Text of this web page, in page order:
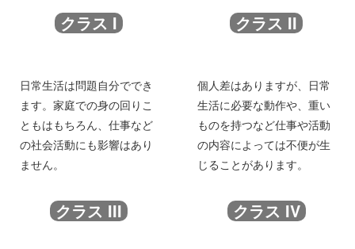
クラス I
日常生活は問題自分ででき
ます。家庭での身の回りこ
ともはもちろん、仕事など
の社会活動にも影響はあり
ません。
クラス II
個人差はありますが、日常
生活に必要な動作や、重い
ものを持つなど仕事や活動
の内容によっては不便が生
じることがあります。
クラス III クラス IV